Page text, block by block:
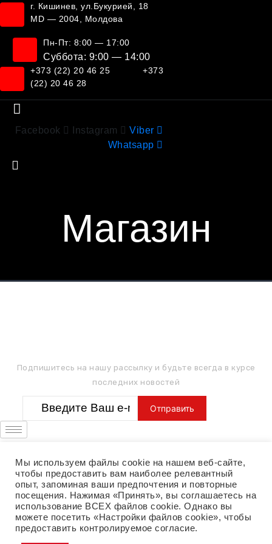
г. Кишинев, ул.Букурией, 18
MD — 2004, Молдова
Пн-Пт: 8:00 — 17:00
Суббота: 9:00 — 14:00
+373 (22) 20 46 25
+373
(22) 20 46 28
Facebook Instagram
Viber
Whatsapp
Магазин
Подпишитесь на нашу рассылку и будьте всегда в курсе
последних новостей
Мы используем файлы cookie на нашем веб-сайте,
чтобы предоставить вам наиболее релевантный
опыт, запоминая ваши предпочтения и повторные
посещения. Нажимая «Принять», вы соглашаетесь на
использование ВСЕХ файлов cookie. Однако вы
можете посетить «Настройки файлов cookie», чтобы
предоставить контролируемое согласие.